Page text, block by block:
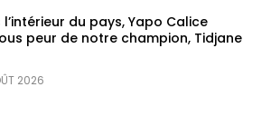
l’intérieur du pays, Yapo Calice
peur de notre champion, Tidjane
2026